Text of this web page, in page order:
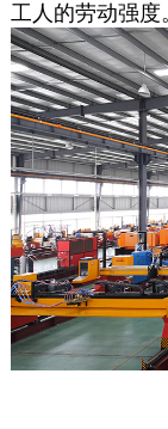
工人的劳动强度